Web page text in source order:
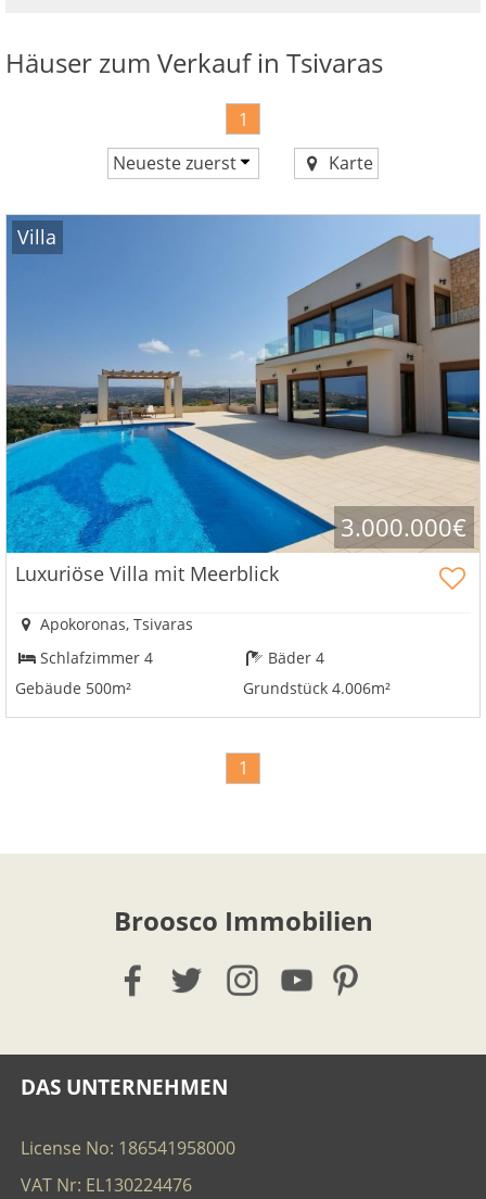
Häuser zum Verkauf in Tsivaras
1
Neueste zuerst
Karte
Villa
3.000.000€
Luxuriöse Villa mit Meerblick
Apokoronas, Tsivaras
Schlafzimmer 4
Bäder 4
Gebäude 500m²
Grundstück 4.006m²
1
Broosco Immobilien
DAS UNTERNEHMEN
License No: 186541958000
VAT Nr: EL130224476